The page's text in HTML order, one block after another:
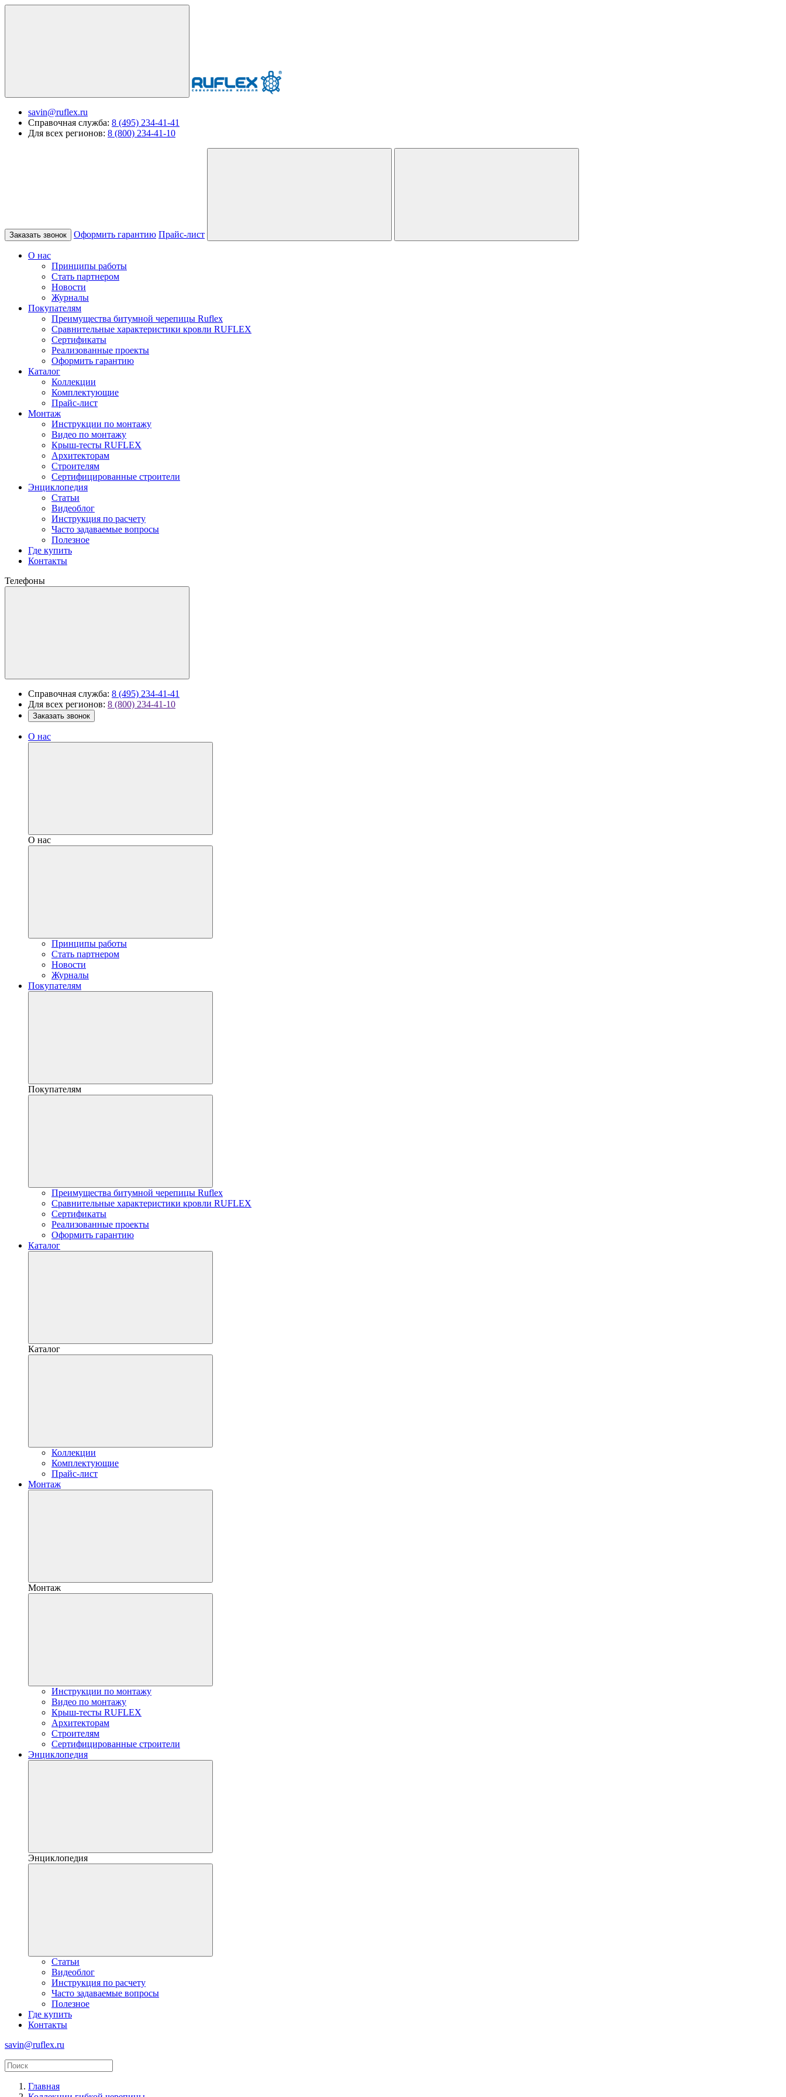
savin@ruflex.ru
Справочная служба: 8 (495) 234-41-41
Для всех регионов: 8 (800) 234-41-10
Заказать звонок Оформить гарантию Прайс-лист
О нас
Принципы работы
Стать партнером
Новости
Журналы
Покупателям
Преимущества битумной черепицы Ruflex
Сравнительные характеристики кровли RUFLEX
Сертификаты
Реализованные проекты
Оформить гарантию
Каталог
Коллекции
Комплектующие
Прайс-лист
Монтаж
Инструкции по монтажу
Видео по монтажу
Крыш-тесты RUFLEX
Архитекторам
Строителям
Сертифицированные строители
Энциклопедия
Статьи
Видеоблог
Инструкция по расчету
Часто задаваемые вопросы
Полезное
Где купить
Контакты
Телефоны
Справочная служба: 8 (495) 234-41-41
Для всех регионов: 8 (800) 234-41-10
Заказать звонок
О нас
О нас
Принципы работы
Стать партнером
Новости
Журналы
Покупателям
Покупателям
Преимущества битумной черепицы Ruflex
Сравнительные характеристики кровли RUFLEX
Сертификаты
Реализованные проекты
Оформить гарантию
Каталог
Каталог
Коллекции
Комплектующие
Прайс-лист
Монтаж
Монтаж
Инструкции по монтажу
Видео по монтажу
Крыш-тесты RUFLEX
Архитекторам
Строителям
Сертифицированные строители
Энциклопедия
Энциклопедия
Статьи
Видеоблог
Инструкция по расчету
Часто задаваемые вопросы
Полезное
Где купить
Контакты
savin@ruflex.ru
Главная